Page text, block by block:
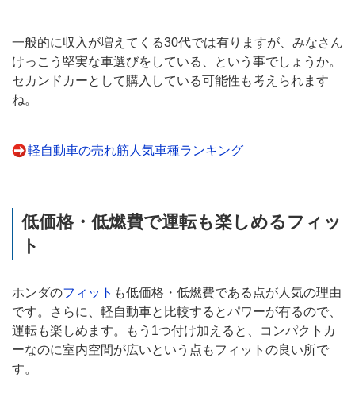
一般的に収入が増えてくる30代では有りますが、みなさん
けっこう堅実な車選びをしている、という事でしょうか。
セカンドカーとして購入している可能性も考えられます
ね。
軽自動車の売れ筋人気車種ランキング
低価格・低燃費で運転も楽しめるフィッ
ト
ホンダのフィット も低価格・低燃費である点が人気の理由
です。さらに、軽自動車と比較するとパワーが有るので、
運転も楽しめます。もう1つ付け加えると、コンパクトカ
ーなのに室内空間が広いという点もフィットの良い所で
す。